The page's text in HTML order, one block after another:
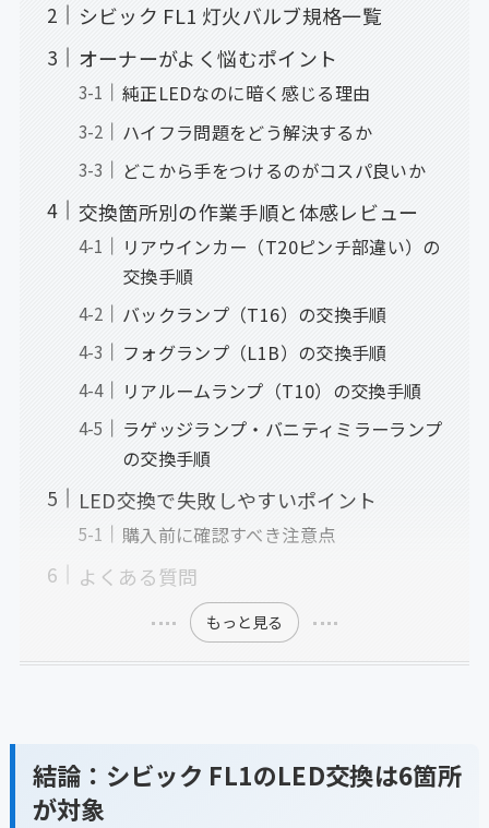
シビック FL1 灯火バルブ規格一覧
オーナーがよく悩むポイント
純正LEDなのに暗く感じる理由
ハイフラ問題をどう解決するか
どこから手をつけるのがコスパ良いか
交換箇所別の作業手順と体感レビュー
リアウインカー（T20ピンチ部違い）の
交換手順
バックランプ（T16）の交換手順
フォグランプ（L1B）の交換手順
リアルームランプ（T10）の交換手順
ラゲッジランプ・バニティミラーランプ
の交換手順
LED交換で失敗しやすいポイント
購入前に確認すべき注意点
よくある質問
もっと見る
結論：シビック FL1のLED交換は6箇所
が対象